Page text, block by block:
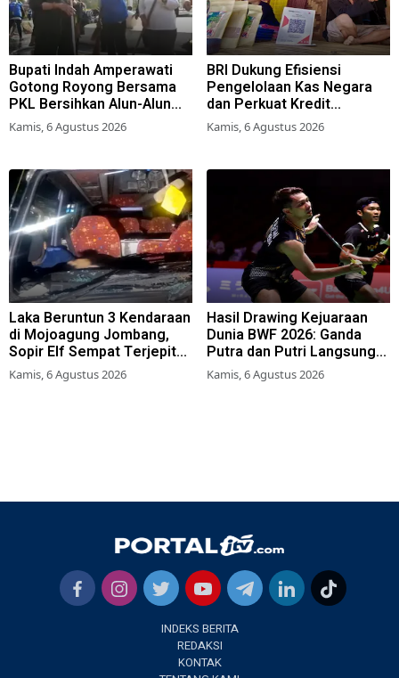
Bupati Indah Amperawati
Gotong Royong Bersama
PKL Bersihkan Alun-Alun
Lumajang
Kamis, 6 Agustus 2026
BRI Dukung Efisiensi
Pengelolaan Kas Negara
dan Perkuat Kredit
Berkualitas demi Dongkrak
Sektor Riil
Kamis, 6 Agustus 2026
Laka Beruntun 3 Kendaraan
di Mojoagung Jombang,
Sopir Elf Sempat Terjepit
Kemudi
Kamis, 6 Agustus 2026
Hasil Drawing Kejuaraan
Dunia BWF 2026: Ganda
Putra dan Putri Langsung
Lolos Babak Kedua, 6 Wakil
Bertarung dari Awal
Kamis, 6 Agustus 2026
INDEKS BERITA
REDAKSI
KONTAK